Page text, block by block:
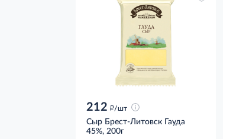
212 д/шт
Сыр Брест-Литовск Гауда
45%, 200г